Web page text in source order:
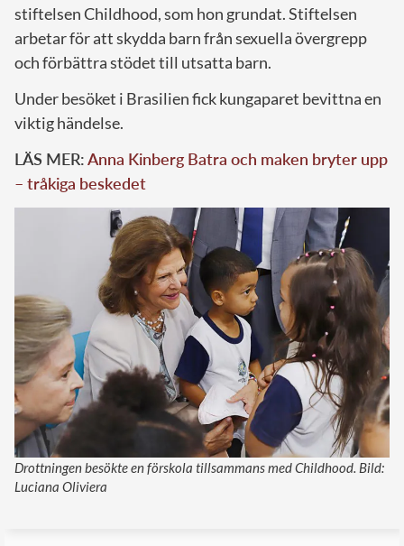
stiftelsen Childhood, som hon grundat. Stiftelsen
arbetar för att skydda barn från sexuella övergrepp
och förbättra stödet till utsatta barn.
Under besöket i Brasilien fick kungaparet bevittna en
viktig händelse.
LÄS MER:Anna Kinberg Batra och maken bryter upp
– tråkiga beskedet
Drottningen besökte en förskola tillsammans med Childhood. Bild:
Luciana Oliviera